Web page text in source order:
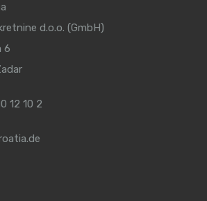
d.o.o. (GmbH)
6
12 10 2